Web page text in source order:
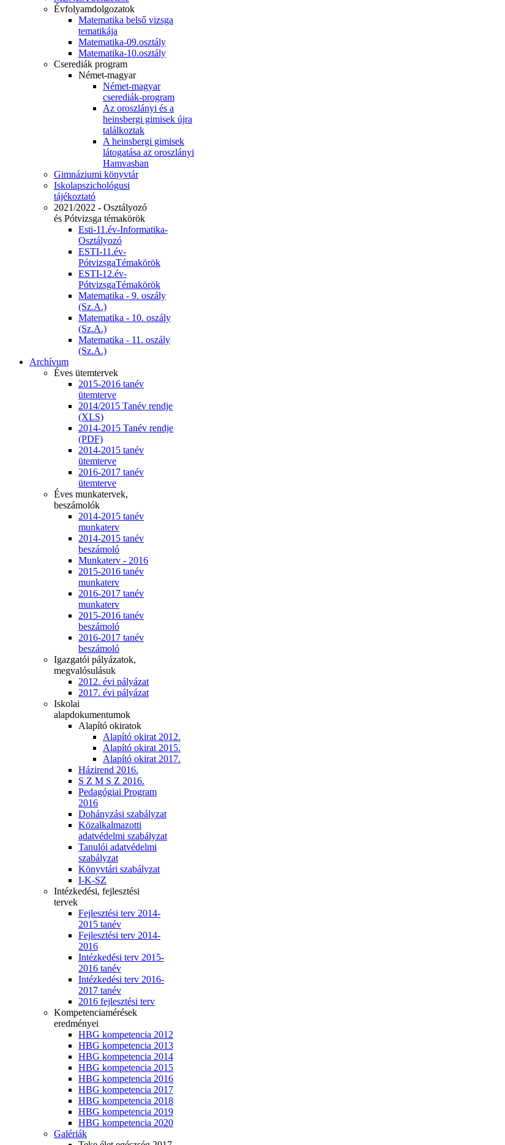
Évfolyamdolgozatok
Matematika belső vizsga
tematikája
Matematika-09.osztály
Matematika-10.osztály
Cserediák program
Német-magyar
Német-magyar
cserediák-program
Az oroszlányi és a
heinsbergi gimisek újra
találkoztak
A heinsbergi gimisek
látogatása az oroszlányi
Hamvasban
Gimnáziumi könyvtár
Iskolapszichológusi
tájékoztató
2021/2022 - Osztályozó
és Pótvizsga témakörök
Esti-11.év-Informatika-
Osztályozó
ESTI-11.év-
PótvizsgaTémakörök
ESTI-12.év-
PótvizsgaTémakörök
Matematika - 9. oszály
(Sz.A.)
Matematika - 10. oszály
(Sz.A.)
Matematika - 11. oszály
(Sz.A.)
Archívum
Éves ütemtervek
2015-2016 tanév
ütemterve
2014/2015 Tanév rendje
(XLS)
2014-2015 Tanév rendje
(PDF)
2014-2015 tanév
ütemterve
2016-2017 tanév
ütemterve
Éves munkatervek,
beszámolók
2014-2015 tanév
munkaterv
2014-2015 tanév
beszámoló
Munkaterv - 2016
2015-2016 tanév
munkaterv
2016-2017 tanév
munkaterv
2015-2016 tanév
beszámoló
2016-2017 tanév
beszámoló
Igazgatói pályázatok,
megvalósulásuk
2012. évi pályázat
2017. évi pályázat
Iskolai
alapdokumentumok
Alapító okiratok
Alapító okirat 2012.
Alapító okirat 2015.
Alapító okirat 2017.
Házirend 2016.
S Z M S Z 2016.
Pedagógiai Program
2016
Dohányzási szabályzat
Közalkalmazotti
adatvédelmi szabályzat
Tanulói adatvédelmi
szabályzat
Könyvtári szabályzat
I-K-SZ
Intézkedési, fejlesztési
tervek
Fejlesztési terv 2014-
2015 tanév
Fejlesztési terv 2014-
2016
Intézkedési terv 2015-
2016 tanév
Intézkedési terv 2016-
2017 tanév
2016 fejlesztési terv
Kompetenciamérések
eredményei
HBG kompetencia 2012
HBG kompetencia 2013
HBG kompetencia 2014
HBG kompetencia 2015
HBG kompetencia 2016
HBG kompetencia 2017
HBG kompetencia 2018
HBG kompetencia 2019
HBG kompetencia 2020
Galériák